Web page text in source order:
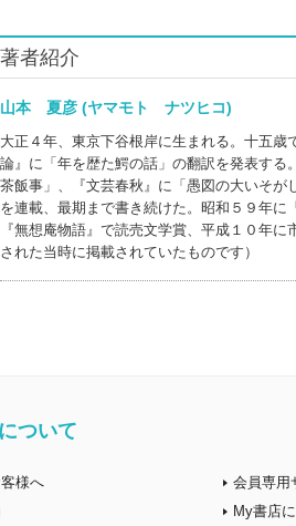
著者紹介
山本 夏彦 (ヤマモト ナツヒコ)
大正４年、東京下谷根岸に生まれる。十五
論』に「年を歴た鰐の話」の翻訳を発表す
茶飯事」、『文芸春秋』に「愚図の大いそが
を連載、最期まで書き続けた。昭和５９年
『無想庵物語』で読売文学賞、平成１０年
された当時に掲載されていたものです）
ついて
様へ
会員専用
My書店